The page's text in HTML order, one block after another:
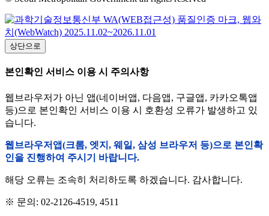
상단으로
본인확인 서비스 이용 시 주의사항
웹브라우저가 아닌 앱(네이버앱, 다음앱, 구글앱, 카카오톡앱
등)으로 본인확인 서비스 이용 시 호환성 오류가 발생하고 있
습니다.
웹브라우저앱(크롬, 엣지, 웨일, 삼성 브라우저 등)으로 본인확
인을 진행하여 주시기 바랍니다.
해당 오류는 조속히 처리하도록 하겠습니다. 감사합니다.
※ 문의: 02-2126-4519, 4511